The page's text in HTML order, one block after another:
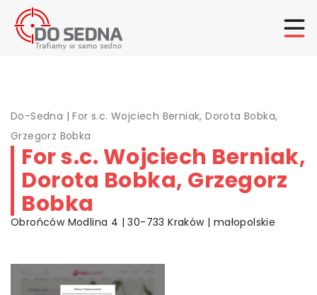
Do-Sedna |For s.c. Wojciech Berniak, Dorota Bobka,
Grzegorz Bobka
For s.c. Wojciech Berniak,
Dorota Bobka, Grzegorz
Bobka
Obrońców Modlina 4 | 30-733 Kraków | małopolskie